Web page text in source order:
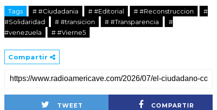
Tags # #Ciudadania # #Editorial # #Reconstruccion
#
#Solidaridad
# #transicion # #Transparencia
#
#venezuela
# #Vierne5
Compartir
TWEET COMPARTIR